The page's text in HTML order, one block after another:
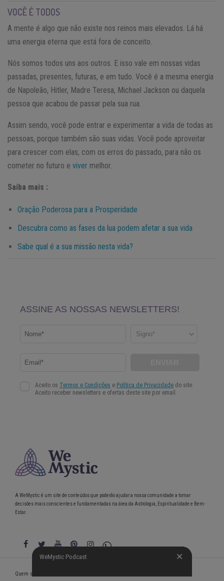
VOCÊ É TODOS
A mente é algo que não existe nos reinos mais elevados. Lá há
uma energia eterna que está fora de conceito.
Nós somos todos uns aos outros. E isso vale em nossas vidas
passadas, presentes, futuras, e em tudo. Você é a mesma energia
de Napoleão, Hitler, Madre Teresa, Michael Jackson ou daquela
pessoa que acabou de passar pela sua rua.
Assim sendo, você pode entrar e experimentar a vida de todas as
pessoas, porque também são suas vidas. Você pode aproveitar
para crescer com elas, com os erros do passado, para não os
cometer no futuro e viver melhor.
Saiba mais :
Oração Poderosa para a Prosperidade
Descubra como as fases da lua podem afetar a sua vida
Sabe qual é a sua missão nesta vida?
WeMystic Podcast
A WeMystic é um site de conteúdos que poderão ajudar a nossa comunidade a tomar
decisões mais conscientes e fundamentadas na área da Astrologia, Espiritualidade e Bem-
Estar.
WeMystic Podcast
Quem somos